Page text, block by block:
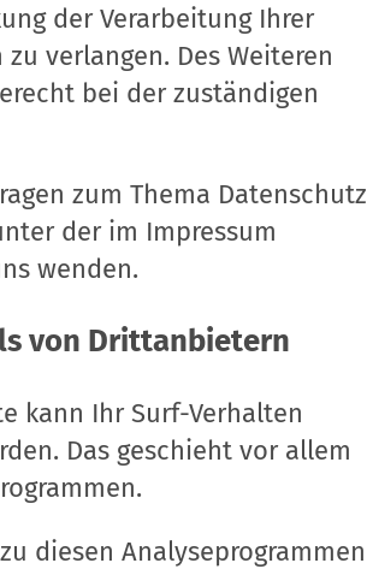
der Verarbeitung Ihrer
verlangen. Des Weiteren
bei der zuständigen
zum Thema Datenschutz
der im Impressum
wenden.
von Dritt­anbietern
kann Ihr Surf-Verhalten
Das geschieht vor allem
diesen Analyseprogrammen